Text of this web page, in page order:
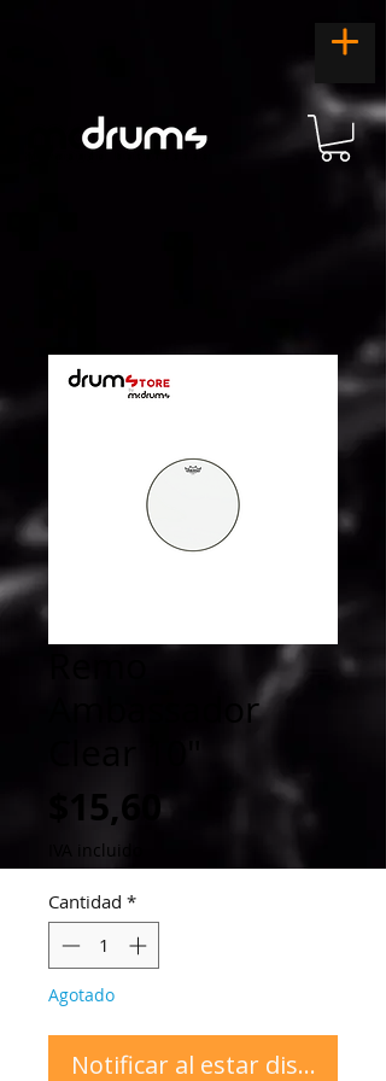
Ambassador
$15,60Precio
IVA incluido
Cantidad *
Agotado
Notificar al estar disponible